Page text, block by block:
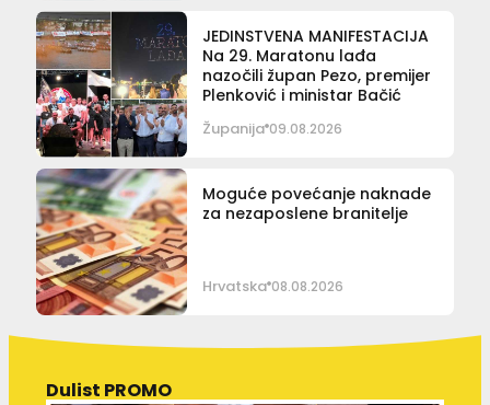
JEDINSTVENA MANIFESTACIJA
Na 29. Maratonu lađa
nazočili župan Pezo, premijer
Plenković i ministar Bačić
Županija 09.08.2026
Moguće povećanje naknade
za nezaposlene branitelje
Hrvatska 08.08.2026
Dulist PROMO